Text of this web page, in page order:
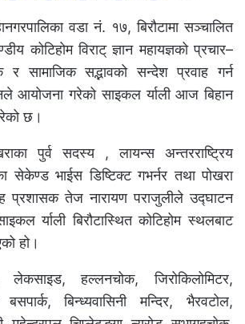
वडा नं. १७, बिरौटामा सञ्चालित
कोटिहोम विराट् ज्ञान महायज्ञको प्रचार–
र सामाजिक सद्भावको सन्देश प्रवाह गर्न
आयोजना गरेको साइकल र्याली आज बिहान
छ।
पुर्व सदस्य , लायन्स अन्तरराष्ट्रिय
सेकेण्ड भाईस डिष्टिक्ट गभर्नर तथा पोखरा
प्रशासक तेज नारायण पराजुलीले उद्घाटन
र्याली बिरौटास्थित कोटिहोम स्थलबाट
हो।
लेकसाइड, हल्लनचोक, जिरोकिलोमिटर,
बिन्ध्यवासिनी मन्दिर, भैरवटोल,